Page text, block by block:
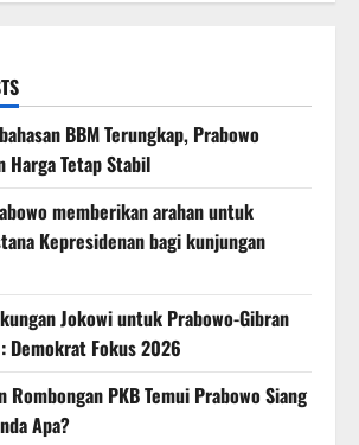
BBM Terungkap, Prabowo
Harga Tetap Stabil
memberikan arahan untuk
Kepresidenan bagi kunjungan
Jokowi untuk Prabowo-Gibran
Demokrat Fokus 2026
Rombongan PKB Temui Prabowo Siang
Apa?